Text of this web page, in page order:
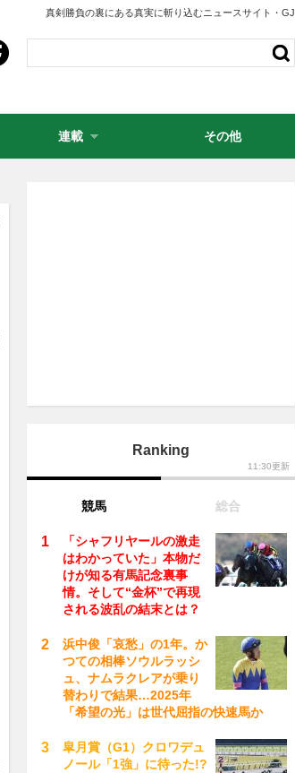
真剣勝負の裏にある真実に斬り込むニュースサイト・GJ
Ranking
11:30更新
競馬 総合
「シャフリヤールの激走
はわかっていた」本物だ
けが知る有馬記念裏事
情。そして“金杯”で再現
される波乱の結末とは？
浜中俊「哀愁」の1年。か
つての相棒ソウルラッシ
ュ、ナムラクレアが乗り
替わりで結果…2025年
「希望の光」は世代屈指の快速馬か
皐月賞（G1）クロワデュ
ノール「1強」に待った!?
連載 その他